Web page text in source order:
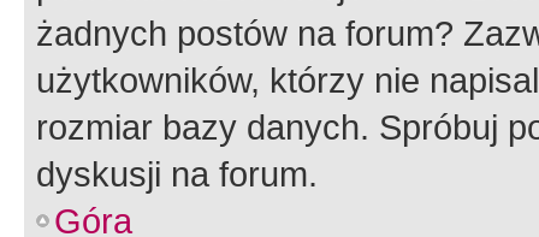
żadnych postów na forum?
użytkowników, którzy nie
rozmiar bazy danych. Spróbuj
dyskusji na forum.
Góra